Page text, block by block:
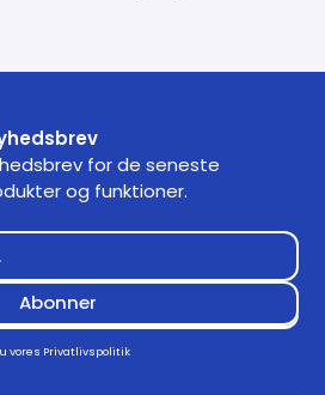
for de seneste
og funktioner.
vores Privatlivspolitik